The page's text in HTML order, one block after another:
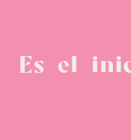
Es el